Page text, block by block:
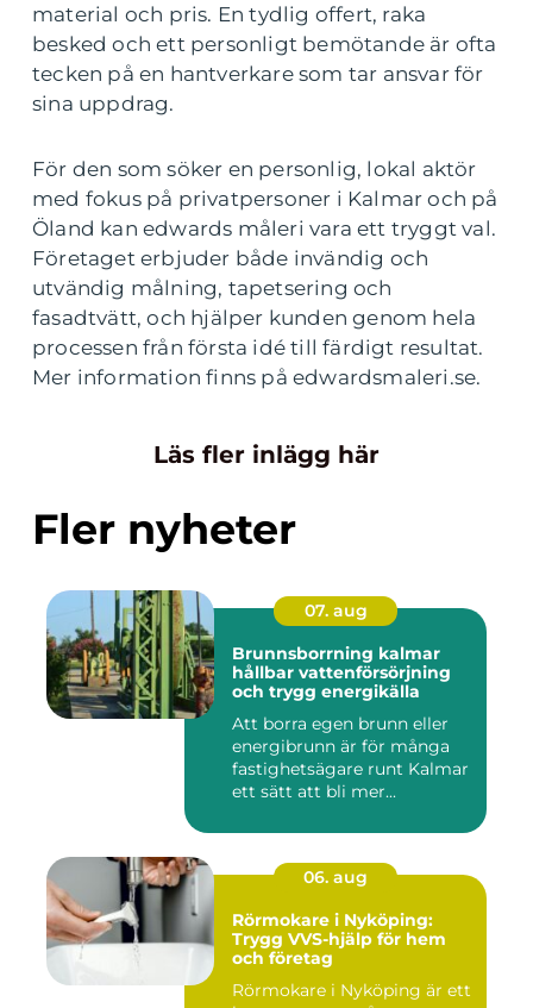
material och pris. En tydlig offert, raka
besked och ett personligt bemötande är ofta
tecken på en hantverkare som tar ansvar för
sina uppdrag.
För den som söker en personlig, lokal aktör
med fokus på privatpersoner i Kalmar och på
Öland kan edwards måleri vara ett tryggt val.
Företaget erbjuder både invändig och
utvändig målning, tapetsering och
fasadtvätt, och hjälper kunden genom hela
processen från första idé till färdigt resultat.
Mer information finns på edwardsmaleri.se.
Läs fler inlägg här
Fler nyheter
07. aug
Brunnsborrning kalmar
hållbar vattenförsörjning
och trygg energikälla
Att borra egen brunn eller
energibrunn är för många
fastighetsägare runt Kalmar
ett sätt att bli mer...
06. aug
Rörmokare i Nyköping:
Trygg VVS-hjälp för hem
och företag
Rörmokare i Nyköping är ett